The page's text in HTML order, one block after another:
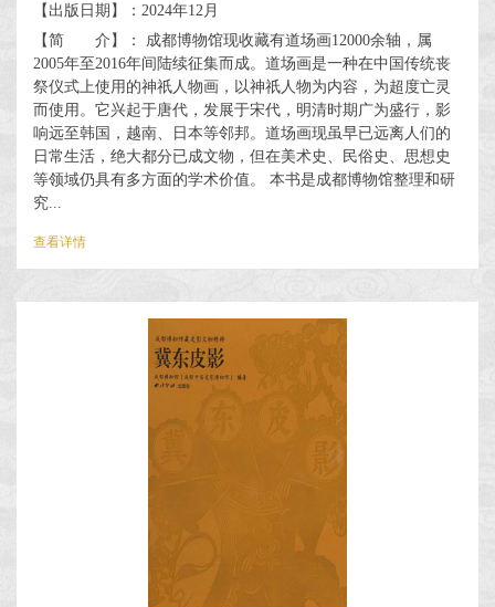
【出版日期】：2024年12月
【简 介】： 成都博物馆现收藏有道场画12000余轴，属
2005年至2016年间陆续征集而成。道场画是一种在中国传统丧
祭仪式上使用的神祇人物画，以神祇人物为内容，为超度亡灵
而使用。它兴起于唐代，发展于宋代，明清时期广为盛行，影
响远至韩国，越南、日本等邻邦。道场画现虽早已远离人们的
日常生活，绝大都分已成文物，但在美术史、民俗史、思想史
等领域仍具有多方面的学术价值。 本书是成都博物馆整理和研
究...
查看详情